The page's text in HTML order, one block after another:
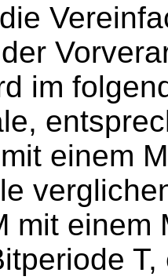
im
einem
mit einem